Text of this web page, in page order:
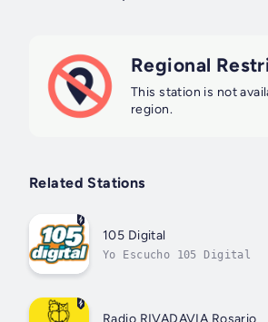
Regional
This station is not
region.
Related Stations
105 Digital
Yo Escucho 105 Digital
Radio RIVADAVIA Rosario